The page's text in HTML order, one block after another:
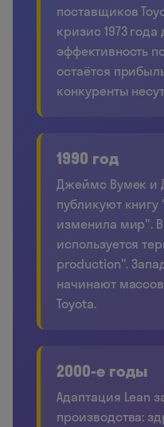
поставщиков
кризис 1973
эффективность
остаётся
конкуренты
1990 год
Джеймс Вумек и
публикуют
изменила мир".
используется
production".
начинают
Toyota.
2000-е годы
Адаптация Lean
производства: